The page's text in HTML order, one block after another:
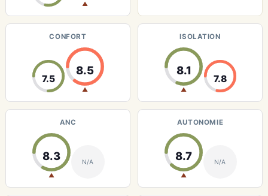
▲
CONFORT
7.5
8.5
▲
ISOLATION
8.1
▲
7.8
ANC
8.3
▲
N/A
AUTONOMIE
8.7
▲
N/A